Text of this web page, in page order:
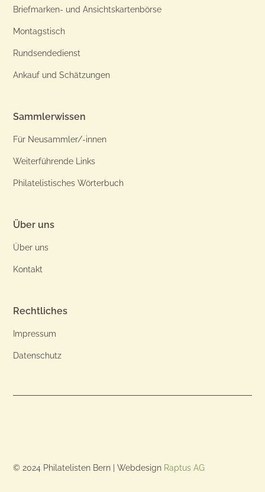
Briefmarken- und Ansichtskartenbörse
Montagstisch
Rundsendedienst
Ankauf und Schätzungen
Sammlerwissen
Für Neusammler/-innen
Weiterführende Links
Philatelistisches Wörterbuch
Über uns
Über uns
Kontakt
Rechtliches
Impressum
Datenschutz
© 2024 Philatelisten Bern | Webdesign Raptus AG